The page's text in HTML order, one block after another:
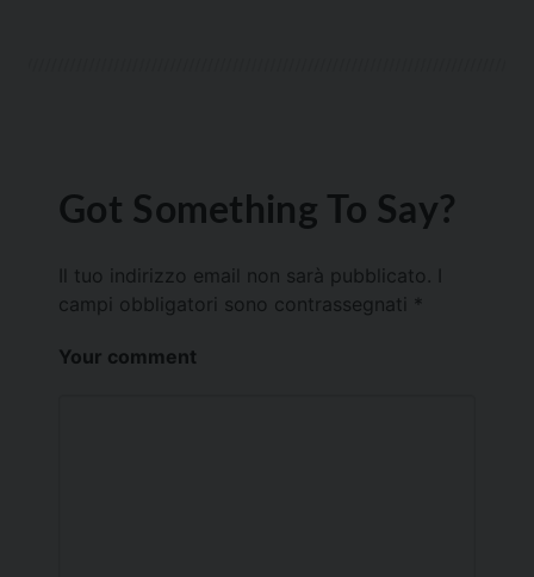
Got Something To Say?
Il tuo indirizzo email non sarà pubblicato.
campi obbligatori sono contrassegnati *
Your comment